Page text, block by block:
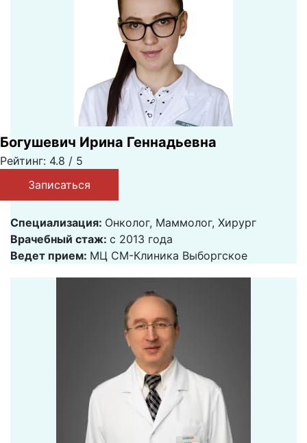
Богушевич Ирина Геннадьевна
Рейтинг: 4.8 / 5
Записаться
Специализация: Онколог, Маммолог, Хирург
Врачебный стаж: с 2013 года
Ведет прием: МЦ СМ-Клиника Выборгское